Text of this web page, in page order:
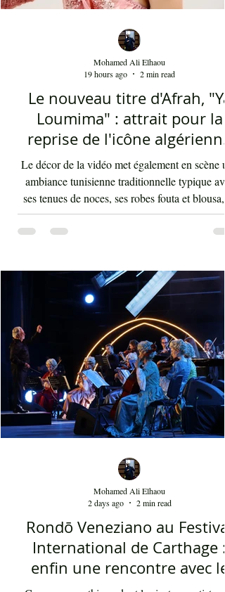
Le nouveau titre d'Afrah, "Ya
Loumima" : attrait pour la
reprise de l'icône algérienne
Rabah Driassa
Le décor de la vidéo met également en scène
ses tenues de noces, ses robes fouta et blousa,
de beauté, ainsi que la foule attirée et entraînée
cette célébration, comprenant notamment les
youyous, les larmes de bonheur et les
applaudissements sincères. "Ya Loumima"
sans doute, à capturer toute l'ambivalence de
moment précieux grâce à une performance
Mohamed Ali Elhaou
19 hours ago
2 min read
Rondō Veneziano au Festival
International de Carthage :
Mohamed Ali Elhaou
2 days ago
2 min read